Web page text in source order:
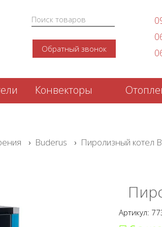
Обратный звонок
Конвекторы
› Buderus › Пиролизный котел
Артикул: